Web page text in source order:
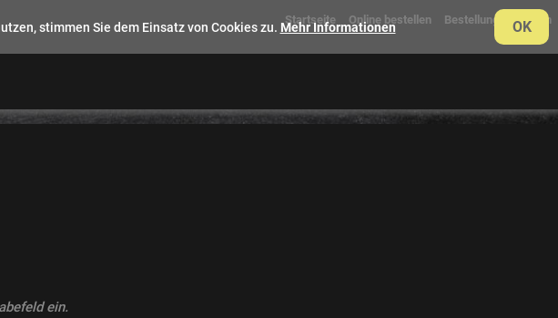
Startseite Online bestellen Bestellung verfolgen
ein.
stimmen Sie dem Einsatz von Cookies zu. Mehr Informationen OK